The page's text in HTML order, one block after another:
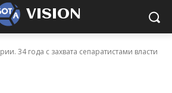
VISION
34 года с захвата сепаратистами власти